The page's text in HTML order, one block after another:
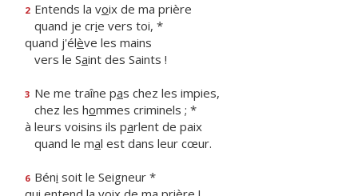
2 Entends la voix de ma prière
quand je crie vers toi, *
quand j'élève les mains
vers le Saint des Saints !
3 Ne me traîne pas chez les impies,
chez les hommes criminels ; *
à leurs voisins ils parlent de paix
quand le mal est dans leur cœur.
6 Béni soit le Seigneur *